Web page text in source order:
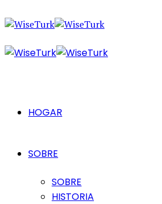
HOGAR
SOBRE
SOBRE
HISTORIA